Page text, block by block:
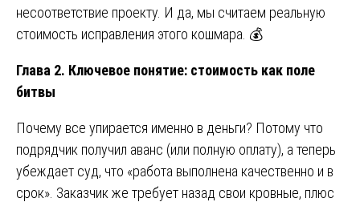
несоответствие проекту. И да, мы считаем реальную
стоимость исправления этого кошмара. 💰
Глава 2. Ключевое понятие: стоимость как поле
битвы
Почему все упирается именно в деньги? Потому что
подрядчик получил аванс (или полную оплату), а теперь
убеждает суд, что «работа выполнена качественно и в
срок». Заказчик же требует назад свои кровные, плюс